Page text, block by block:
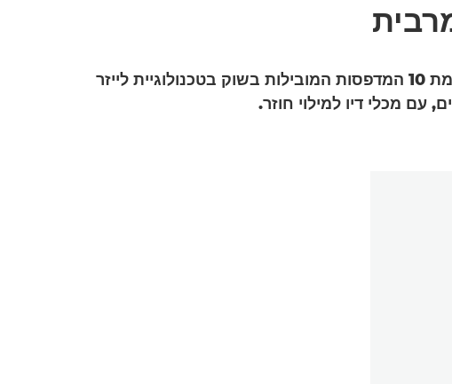
הפק מסמכים באיכות עסקית במהירות בחיסכון ממוצע של 90% מעלות הבעלות הכוללת לעומת 10 המדפסות המובילות בשוק בטכנולוגיית לייזר